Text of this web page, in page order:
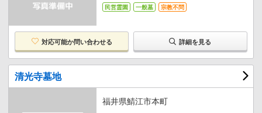
民営霊園 一般墓 宗教不問
対応可能か問い合わせる 詳細を見る
清光寺墓地
福井県鯖江市本町